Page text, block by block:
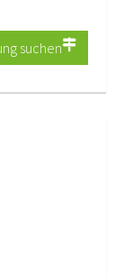
suchen